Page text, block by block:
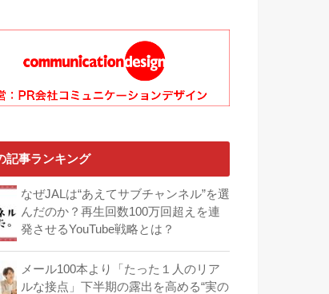
記事ランキング
なぜJALは“あえてサブチャンネル”を選
んだのか？再生回数100万回超えを連
発させるYouTube戦略とは？
メール100本より「たった１人のリア
ルな接点」下半期の露出を高める“実の